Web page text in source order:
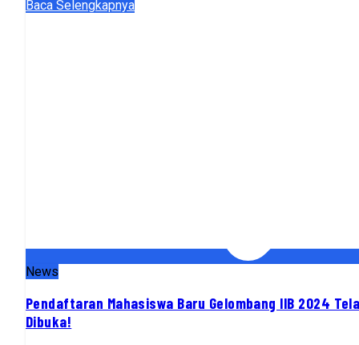
Baca Selengkapnya
News
Pendaftaran Mahasiswa Baru Gelombang IIB 2024
Dibuka!